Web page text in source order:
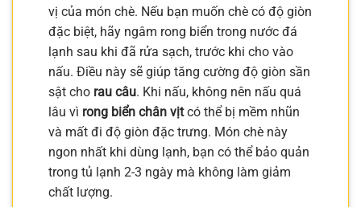
vị của món chè. Nếu bạn muốn chè có độ giòn
đặc biệt, hãy ngâm rong biển trong nước đá
lạnh sau khi đã rửa sạch, trước khi cho vào
nấu. Điều này sẽ giúp tăng cường độ giòn sần
sật cho rau câu. Khi nấu, không nên nấu quá
lâu vì rong biển chân vịtcó thể bị mềm nhũn
và mất đi độ giòn đặc trưng. Món chè này
ngon nhất khi dùng lạnh, bạn có thể bảo quản
trong tủ lạnh 2-3 ngày mà không làm giảm
chất lượng.